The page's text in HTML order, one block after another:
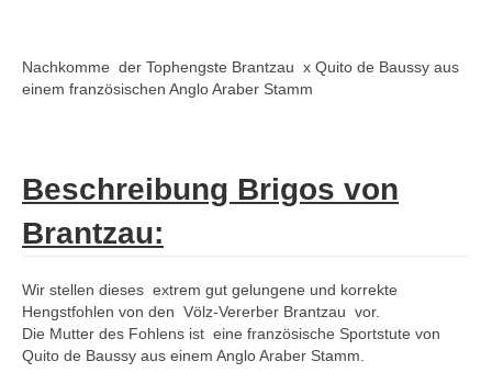
Santa Fee – Ovelhey – Semper Fi – Chacco-
Blue – Stakkato
Ulissa – Upsilon – Caretano – Caletto I –
Lantaan
Ravenna – RED up Chiqui Z – Escudo –
Grand Ferdinand II – Don Carlos
Ranaa – Rohan – Concetto Famos – Lancer
Nachkomme der Tophengste Brantzau x Quito de Baussy aus
einem französischen Anglo Araber Stamm
Beschreibung Brigos von
Brantzau:
Wir stellen dieses extrem gut gelungene und korrekte
Hengstfohlen von den Völz-Vererber Brantzau vor.
Die Mutter des Fohlens ist eine französische Sportstute von
Quito de Baussy aus einem Anglo Araber Stamm